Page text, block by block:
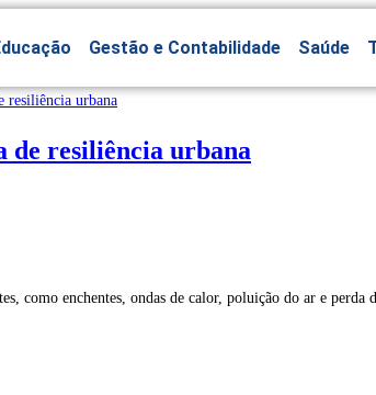
Gestão e Contabilidade Saúde
de resiliência urbana
como enchentes, ondas de calor, poluição do ar e